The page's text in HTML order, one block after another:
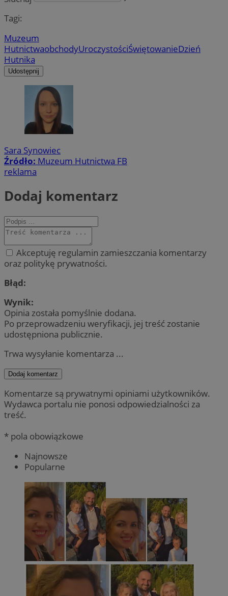
Tagi:
Muzeum
HutnictwaobchodyUroczystościŚwiętowanieDzień
Hutnika
Udostępnij
Sara Synowiec
Źródło: Muzeum Hutnictwa FB
reklama
Dodaj komentarz
Akceptuję regulamin zamieszczania komentarzy
oraz politykę prywatności.
Błąd:
Wynik:
Opinia została pomyślnie dodana.
Po przeprowadzeniu weryfikacji, jej treść zostanie
udostępniona publicznie.
Trwa wysyłanie komentarza ...
Dodaj komentarz
Komentarze są prywatnymi opiniami użytkowników.
Wydawca portalu nie ponosi odpowiedzialności za
treść.
* pola obowiązkowe
Najnowsze
Popularne